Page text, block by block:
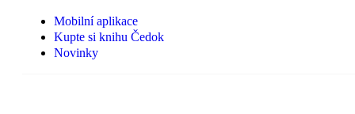
Mobilní aplikace
Kupte si knihu Čedok
Novinky